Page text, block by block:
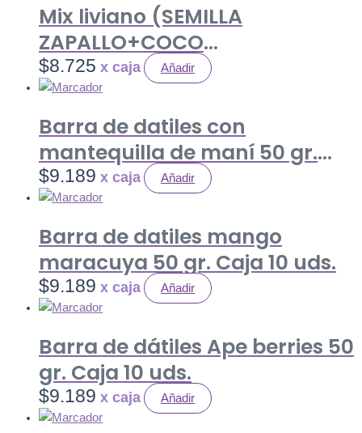
Mix liviano (SEMILLA
ZAPALLO+COCO
LAMINAS+PASA RUBIA) 80 gr.
Caja 12 uds.
$8.725 Añadir
Barra de datiles con
mantequilla de maní 50 gr.
Caja 10 uds.
$9.189 Añadir
Barra de datiles mango
maracuya 50 gr. Caja 10 uds.
$9.189 Añadir
Barra de dátiles Ape berries 50
gr. Caja 10 uds.
$9.189 Añadir